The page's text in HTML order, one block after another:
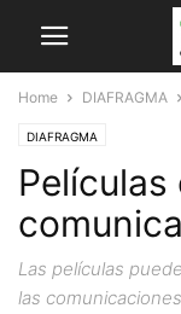
Home DIAFRAGMA
DIAFRAGMA
Las películas
las